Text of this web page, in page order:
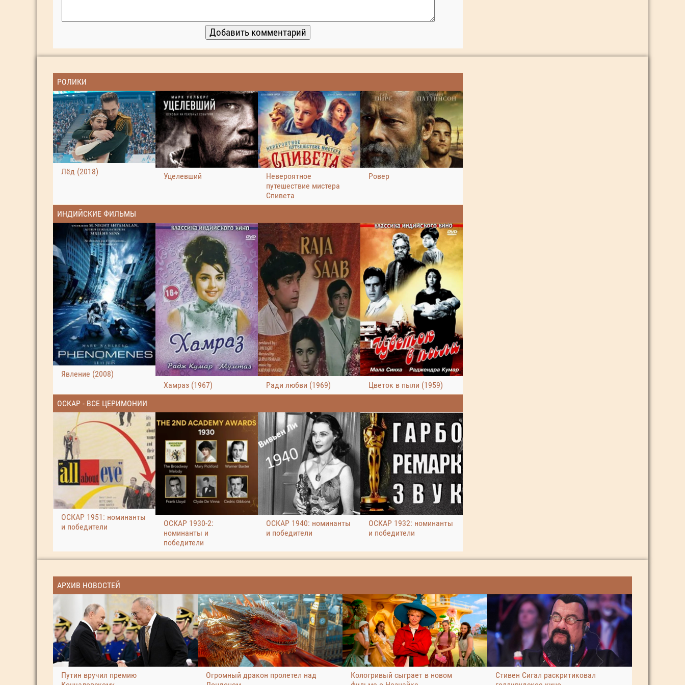
РОЛИКИ
Лёд (2018) Уцелевший
Невероятное
путешествие мистера
Спивета
Ровер
ИНДИЙСКИЕ ФИЛЬМЫ
Явление (2008)
Хамраз (1967)
Ради любви (1969)
Цветок в пыли (1959)
ОСКАР - ВСЕ ЦЕРИМОНИИ
ОСКАР 1951: номинанты
и победители
ОСКАР 1930-2:
номинанты и
победители
ОСКАР 1940: номинанты
и победители
ОСКАР 1932: номинанты
и победители
АРХИВ НОВОСТЕЙ
Путин вручил премию
Огромный дракон пролетел над
Кологривый сыграет в новом
Стивен Сигал раскритиковал